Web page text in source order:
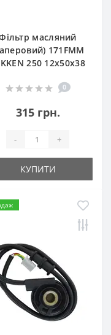
масляний
171FMM
250 12х50х38
0
315 грн.
- +
КУПИТИ